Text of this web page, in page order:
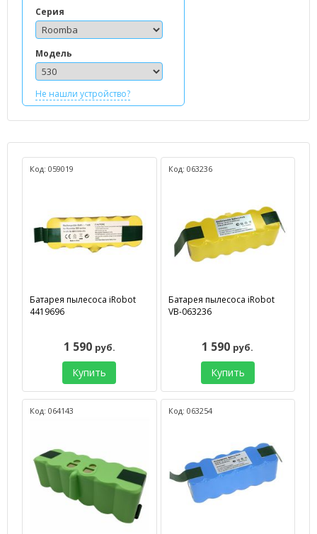
Серия
Модель
Не нашли устройство?
Код: 059019
Батарея пылесоса iRobot
4419696
1 590 руб.
Купить
Код: 063236
Батарея пылесоса iRobot
VB-063236
1 590 руб.
Купить
Код: 064143 Код: 063254